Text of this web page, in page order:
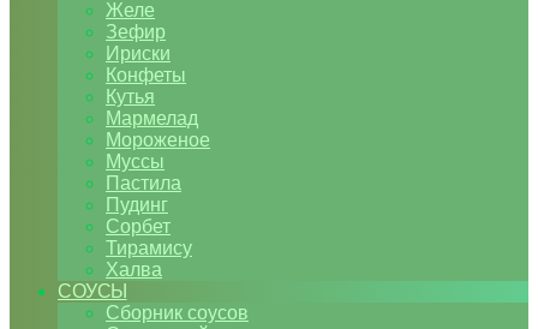
Желе
Зефир
Ириски
Конфеты
Кутья
Мармелад
Мороженое
Муссы
Пастила
Пудинг
Сорбет
Тирамису
Халва
СОУСЫ
Сборник соусов